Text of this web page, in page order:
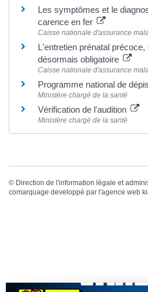
Les symptômes et le
carence en fer
Caisse nationale d'assurance
L'entretien prénatal
désormais obligatoire
Caisse nationale d'assurance
Programme national de
Ministère chargé de la santé
Vérification de l'audition
Ministère chargé de la santé
© Direction de l'information légale et
comarquage developpé par l'agence web